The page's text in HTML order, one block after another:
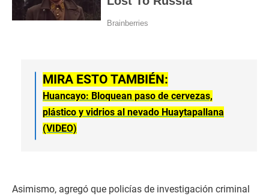
MIRA ESTO TAMBIÉN:
Huancayo: Bloquean paso de cervezas,
plástico y vidrios al nevado Huaytapallana
(VIDEO)
Asimismo, agregó que policías de investigación criminal